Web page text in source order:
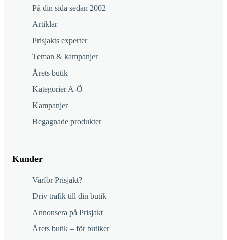
På din sida sedan 2002
Artiklar
Prisjakts experter
Teman & kampanjer
Årets butik
Kategorier A-Ö
Kampanjer
Begagnade produkter
Kunder
Varför Prisjakt?
Driv trafik till din butik
Annonsera på Prisjakt
Årets butik – för butiker